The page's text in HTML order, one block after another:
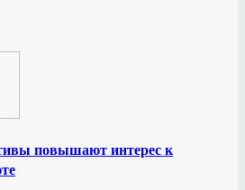
повышают интерес к